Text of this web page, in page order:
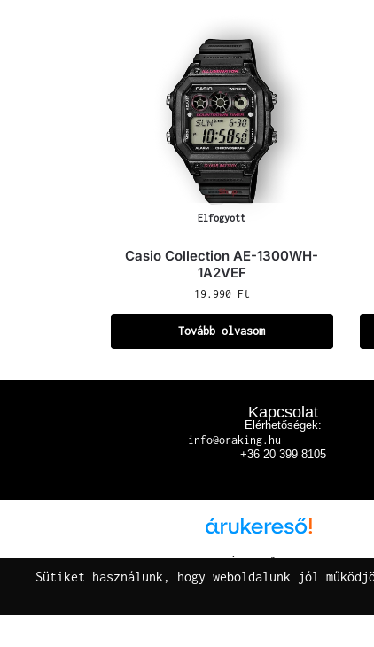
Elfogyott
Casio Collection AE-1300WH-
1A2VEF
19.990 Ft
Tovább olvasom
Kapcsolat
Elérhetőségek:
info@oraking.hu
+36 20 399 8105
Árukereső.hu